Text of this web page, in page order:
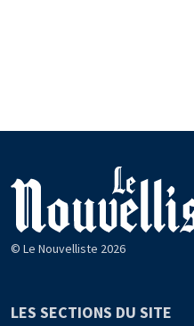
© Le Nouvelliste 2026
LES SECTIONS DU SITE